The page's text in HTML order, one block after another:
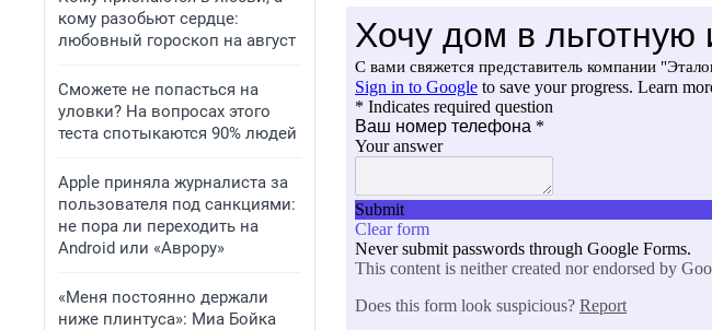
кому разобьют сердце:
любовный гороскоп на август
Сможете не попасться на
уловки? На вопросах этого
теста спотыкаются 90% людей
Apple приняла журналиста за
пользователя под санкциями:
не пора ли переходить на
Android или «Аврору»
«Меня постоянно держали
ниже плинтуса»: Миа Бойка